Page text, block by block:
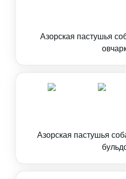
Азорская пастушья
Азорская пастушья